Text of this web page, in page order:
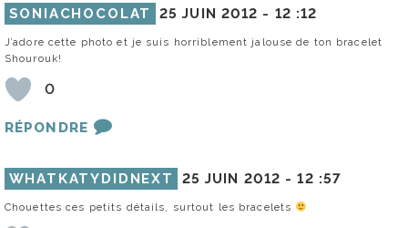
SONIACHOCOLAT 25 JUIN 2012 - 12 :12
J’adore cette photo et je suis horriblement jalouse de ton bracelet
Shourouk!
0
RÉPONDRE
WHATKATYDIDNEXT 25 JUIN 2012 -12 :57
Chouettes ces petits détails, surtout les bracelets